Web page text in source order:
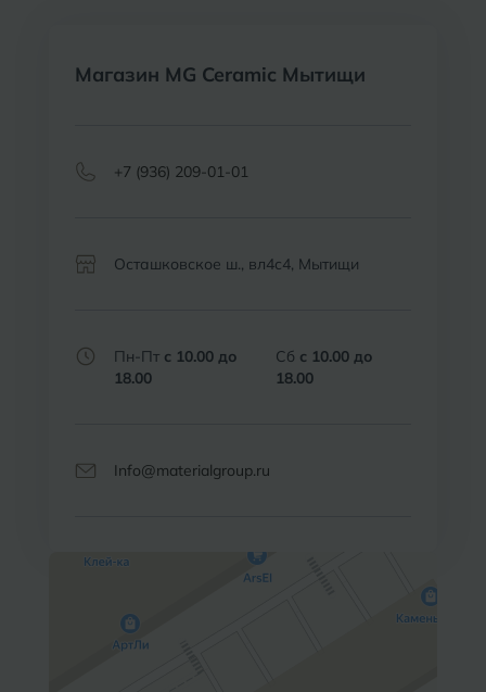
Магазин MG Ceramic Мытищи
+7 (936) 209-01-01
Осташковское ш., вл4с4, Мытищи
Пн-Пт с 10.00 до
18.00
Сб с 10.00 до
18.00
Info@materialgroup.ru